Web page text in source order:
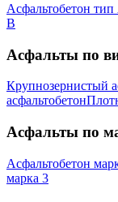
Асфальтобетон тип
В
Асфальты по
Крупнозернистый
асфальтобетон
Асфальты по
Асфальтобетон
марка 3